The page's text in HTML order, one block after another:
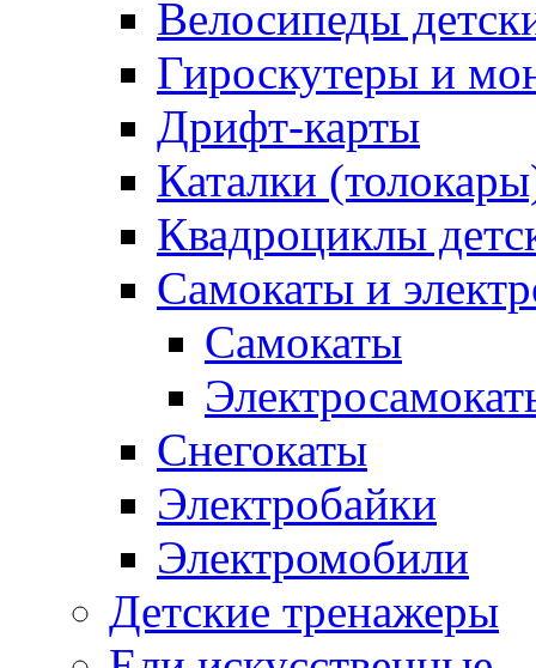
Велосипеды
Гироскутеры и
Дрифт-карты
Каталки
Квадроциклы
Самокаты и
Самокаты
Снегокаты
Электробайки
Электромобили
Детские тренажеры